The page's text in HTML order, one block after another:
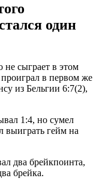
один
сыграет в этом
в первом же
из Бельгии 6:7(2),
1:4, но сумел
выиграть гейм на
два брейкпоинта,
брейка.